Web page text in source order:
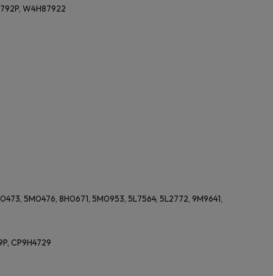
W4H87922
5M0476, 8H0671, 5M0953, 5L7564, 5L2772, 9M9641,
CP9H4729